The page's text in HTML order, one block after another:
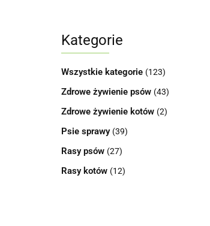
Kategorie
Wszystkie kategorie (123)
Zdrowe żywienie psów (43)
Zdrowe żywienie kotów (2)
Psie sprawy (39)
Rasy psów (27)
Rasy kotów (12)